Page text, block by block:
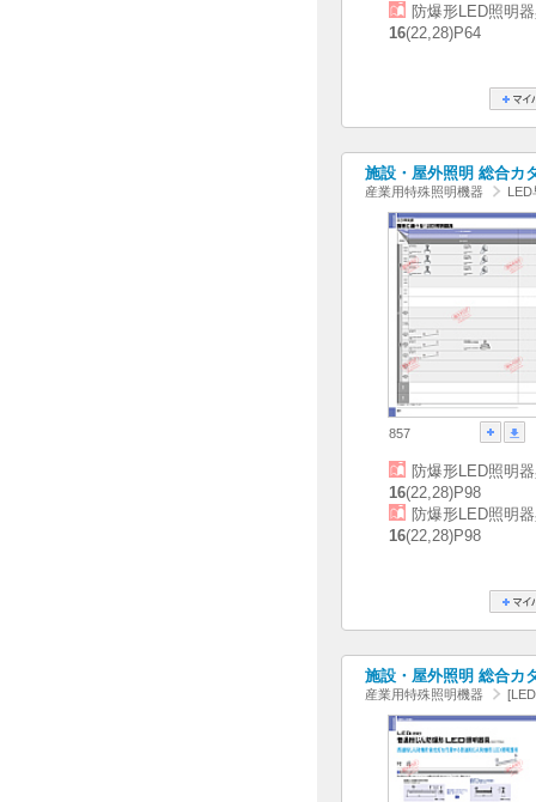
防爆形LED照明
16(22,28)P64
施設・屋外照明 総合カ
産業用特殊照明機器 LED
857
防爆形LED照明
16(22,28)P98
防爆形LED照明
16(22,28)P98
施設・屋外照明 総合カ
産業用特殊照明機器